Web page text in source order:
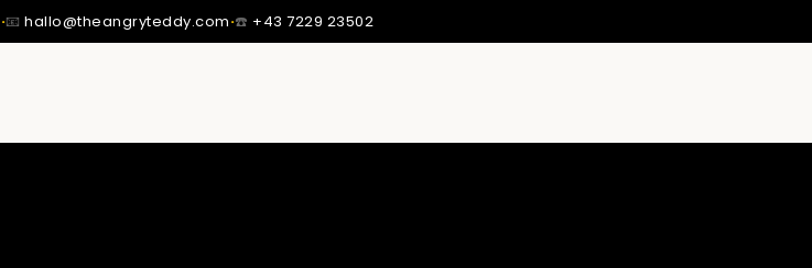
·📧hallo@theangryteddy.com·☎️ +43 7229 23502